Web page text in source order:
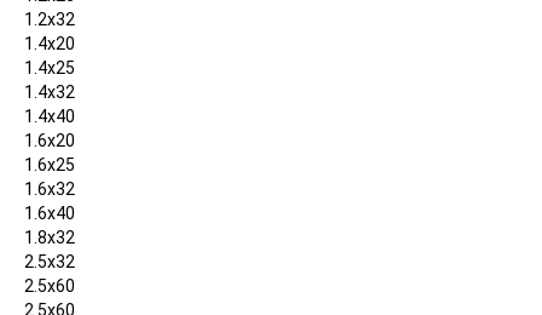
1.2х32
1.4х20
1.4х25
1.4х32
1.4х40
1.6х20
1.6х25
1.6х32
1.6х40
1.8х32
2.5х32
2.5х60
2.5х60